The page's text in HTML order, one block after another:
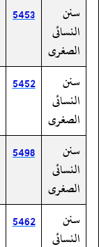
سنن
النسائى
الصغرى
5453
سنن
النسائى
الصغرى
5452
سنن
النسائى
الصغرى
5498
سنن
النسائى
5462